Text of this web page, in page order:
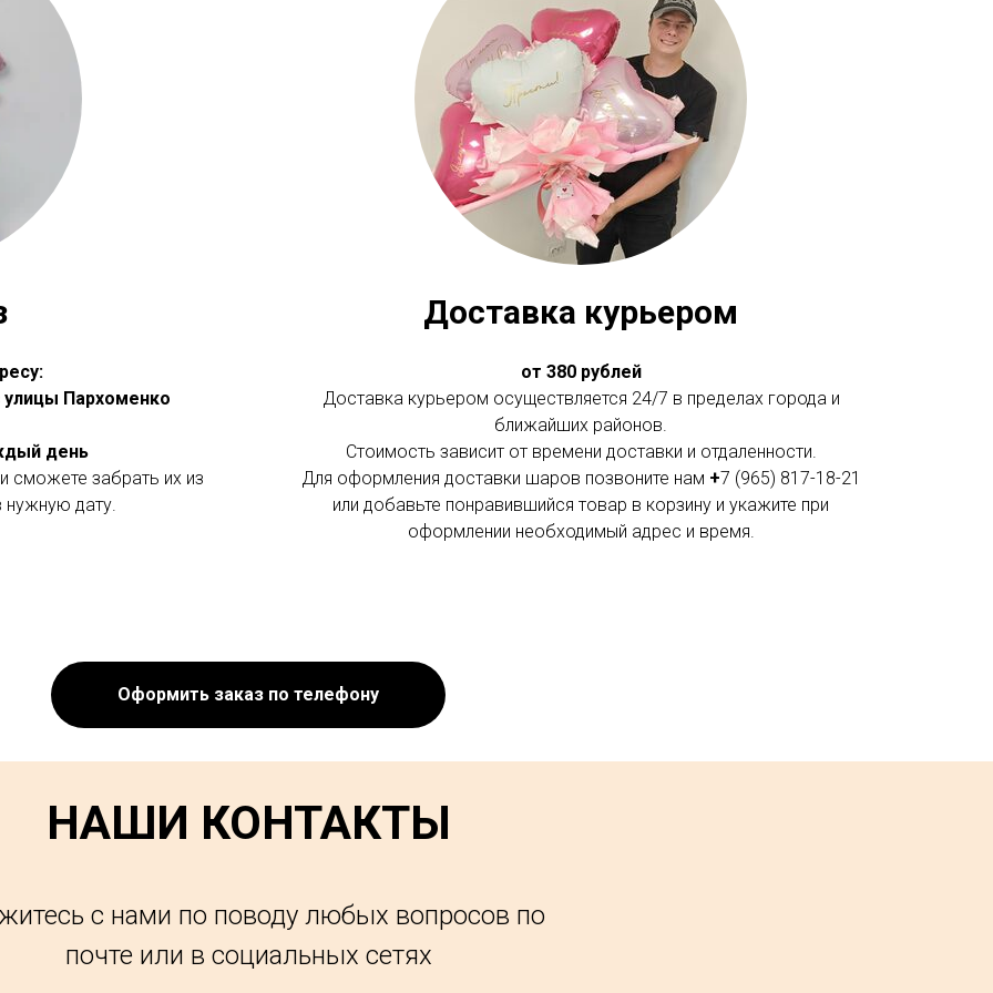
улицы Пархоменко
день
сможете забрать их из
нужную дату.
Доставка курьером
от 380 рублей
Доставка курьером осуществляется 24/7 в пределах города и
ближайших районов.
Стоимость зависит от времени доставки и отдаленности.
Для оформления доставки шаров позвоните нам +7 (965) 817-18-21
или добавьте понравившийся товар в корзину и укажите при
оформлении необходимый адрес и время.
Оформить заказ по телефону
НАШИ КОНТАКТЫ
с нами по поводу любых вопросов по
почте или в социальных сетях